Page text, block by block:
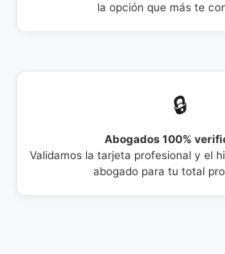
la opción que más te
🔒
Abogados 100%
Validamos la tarjeta profesional y el
abogado para tu total